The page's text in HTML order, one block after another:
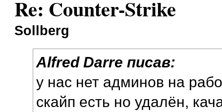
Re: Counter-Strike
Sollberg
Alfred Darre писав:
у нас нет админов на
скайп есть но удалён,